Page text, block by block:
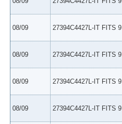
08/09 27394C4427L-IT FITS 9
08/09 27394C4427L-IT FITS 9
08/09 27394C4427L-IT FITS 9
08/09 27394C4427L-IT FITS 9